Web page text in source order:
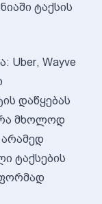
ტაქსის
Uber, Wayve
დაწყებას
მხოლოდ
ტაქსების